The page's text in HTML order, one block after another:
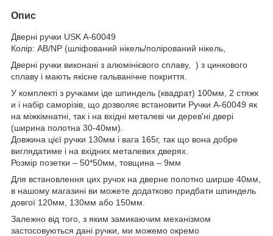
Опис
Дверні ручки USK A-60049
Колір: АB/NP (шліфований нікель/полірований нікель,
Дверні ручки виконані з алюмінієвого сплаву, ) з цинкового
сплаву і мають якісне гальванічне покриття.
У комплекті з ручками іде шпиндель (квадрат) 100мм, 2 стяжк
и і набір саморізів, що дозволяє встановити Ручки A-60049 як
на міжкімнатні, так і на вхідні металеві чи дерев'ні двері
(ширина полотна 30-40мм).
Довжина цієї ручки 130мм і вага 165г, так що вона добре
виглядатиме і на вхідних металевих дверях.
Розмір позетки – 50*50мм, товщина – 9мм
Для встановлення цих ручок на дверне полотно ширше 40мм,
в нашому магазині ви можете додатково придбати шпиндель
довгої 120мм, 130мм або 150мм.
Залежно від того, з яким замикаючим механізмом
застосовуються дані ручки, ми можемо окремо